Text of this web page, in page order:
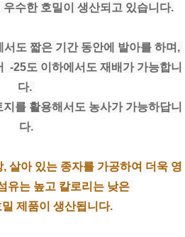
수한 호밀이 생산되고 있습니다.
도 짧은 기간 동안에 발아를 하며,
-25도 이하에서도 재배가 가능합니
다.
를 활용해서도 농사가 가능하답니
다.
살아 있는 종자를 가공하여 더욱 영
유는 높고 칼로리는 낮은
제품이 생산됩니다.